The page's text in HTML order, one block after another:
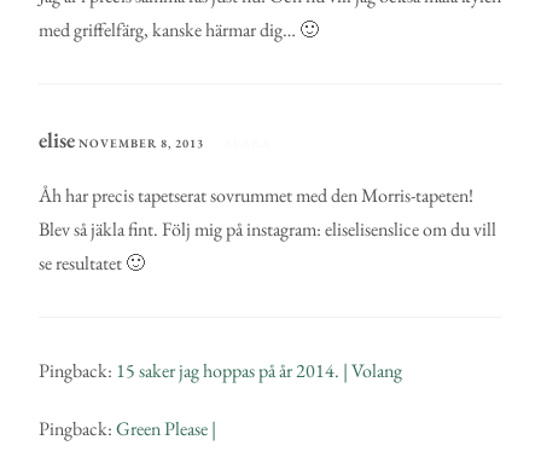
med griffelfärg, kanske härmar dig… 🙂
elise NOVEMBER 8, 2013
Åh har precis tapetserat sovrummet med den Morris-tapeten!
Blev så jäkla fint. Följ mig på instagram: eliselisenslice om du vill
se resultatet 🙂
Pingback: 15 saker jag hoppas på år 2014. | Volang
Pingback:Green Please |